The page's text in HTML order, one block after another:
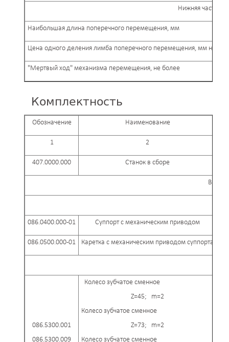
Нижняя часть
Наибольшая длина поперечного перемещения, мм
Цена одного деления лимба поперечного перемещения, мм на
"Мертвый ход" механизма перемещения, не более
Комплектность
Обозначение Наименование
1 2
407.0000.000 Станок в сборе
086.0400.000-01 Суппорт с механическим приводом
086.0500.000-01 Каретка с механическим приводом суппорта
086.5300.001
086.5300.009
Колесо зубчатое сменное
Z=45; m=2
Колесо зубчатое сменное
Z=73; m=2
Колесо зубчатое сменное